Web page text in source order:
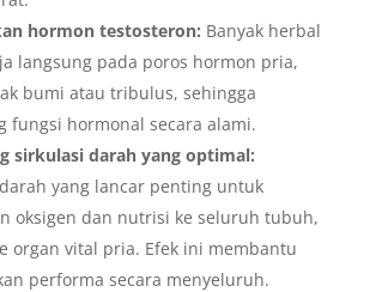
hormon testosteron: Banyak herbal
langsung pada poros hormon pria,
bumi atau tribulus, sehingga
fungsi hormonal secara alami.
sirkulasi darah yang optimal:
yang lancar penting untuk
oksigen dan nutrisi ke seluruh tubuh,
organ vital pria. Efek ini membantu
performa secara menyeluruh.